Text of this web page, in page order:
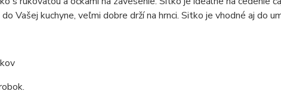
Vašej kuchyne, veľmi dobre drží na hrnci. Sitko je vhodné aj do